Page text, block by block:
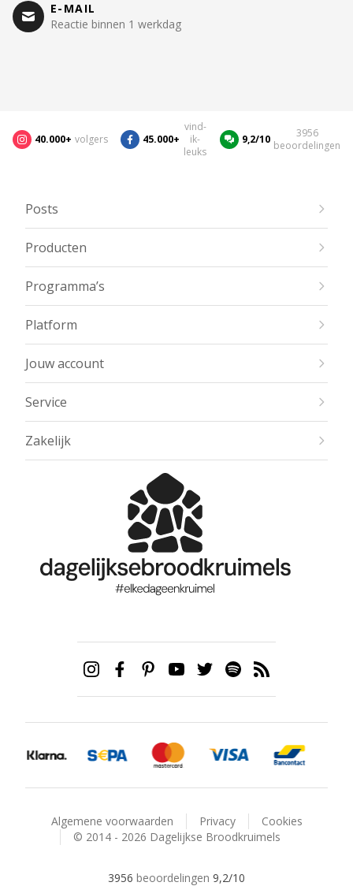
E-MAIL
Reactie binnen 1 werkdag
40.000+ volgers 45.000+
vind-
ik-
leuks
9,2/10
3956
beoordelingen
Posts
Producten
Programma’s
Platform
Jouw account
Service
Zakelijk
Algemene voorwaarden Privacy
Cookies
© 2014 - 2026 Dagelijkse Broodkruimels
3956 beoordelingen 9,2/10